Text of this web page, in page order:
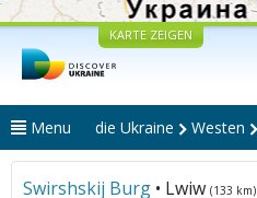
KARTE ZEIGEN
Menu die Ukraine Westen
Swirshskij Burg • Lwiw (133 km)